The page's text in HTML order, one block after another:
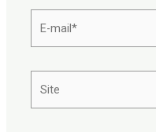
mail*